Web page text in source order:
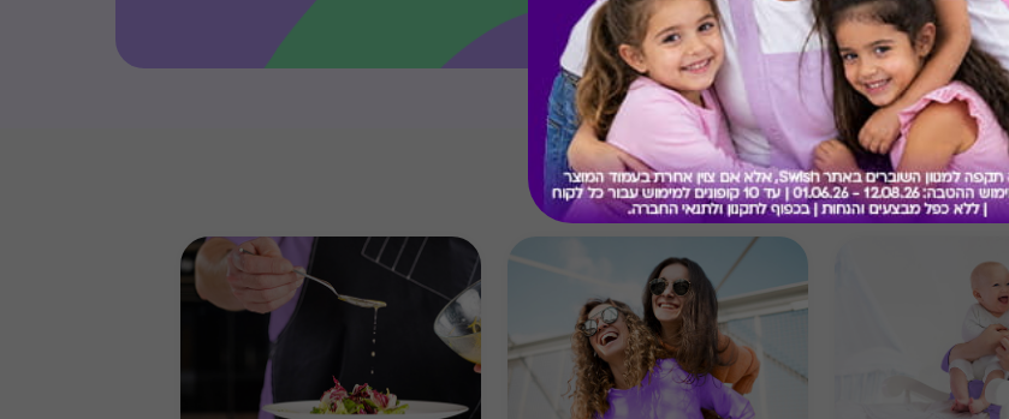
מתנות ששווה לך להכיר